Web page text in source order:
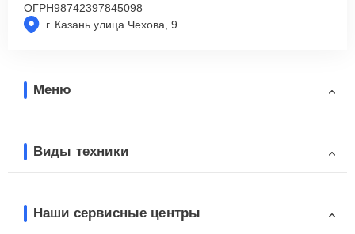
г. Казань улица Чехова, 9
ОГРН98742397845098
Меню
Виды техники
Наши сервисные центры